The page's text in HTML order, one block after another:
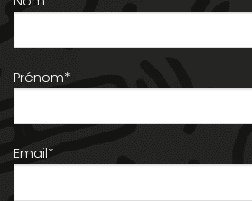
Prénom*
Email*